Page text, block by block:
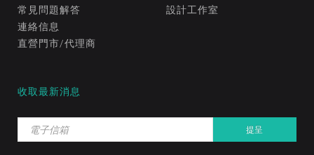
常見問題解答
連絡信息
直營門市/代理商
設計工作室
收取最新消息